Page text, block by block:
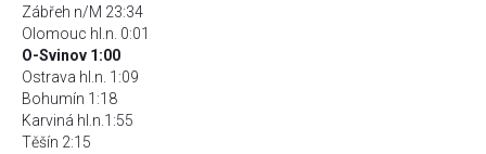
Zábřeh n/M 23:34
Olomouc hl.n. 0:01
O-Svinov 1:00
Ostrava hl.n. 1:09
Bohumín 1:18
Karviná hl.n.1:55
Těšín 2:15